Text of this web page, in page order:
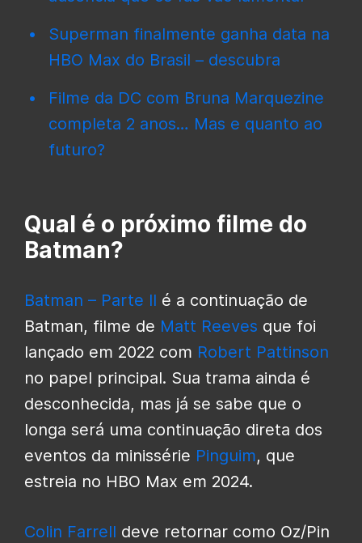
Superman finalmente ganha data na
HBO Max do Brasil – descubra
Filme da DC com Bruna Marquezine
completa 2 anos… Mas e quanto ao
futuro?
Qual é o próximo filme do
Batman?
Batman – Parte II é a continuação de
Batman, filme de Matt Reeves que foi
lançado em 2022 com Robert Pattinson
no papel principal. Sua trama ainda é
desconhecida, mas já se sabe que o
longa será uma continuação direta dos
eventos da minissérie Pinguim, que
estreia no HBO Max em 2024.
Colin Farrell deve retornar como Oz/Pin